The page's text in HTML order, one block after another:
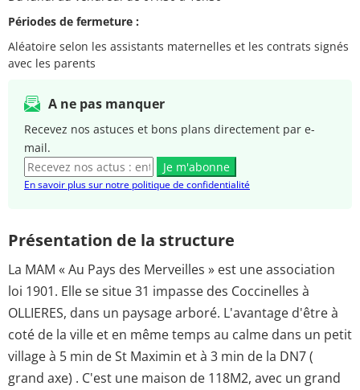
Périodes de fermeture :
Aléatoire selon les assistants maternelles et les contrats signés
avec les parents
A ne pas manquer
Recevez nos astuces et bons plans directement par e-
mail.
Je m'abonne
En savoir plus sur notre politique de confidentialité
Présentation de la structure
La MAM « Au Pays des Merveilles » est une association
loi 1901. Elle se situe 31 impasse des Coccinelles à
OLLIERES, dans un paysage arboré. L'avantage d'être à
coté de la ville et en même temps au calme dans un petit
village à 5 min de St Maximin et à 3 min de la DN7 (
grand axe) . C'est une maison de 118M2, avec un grand